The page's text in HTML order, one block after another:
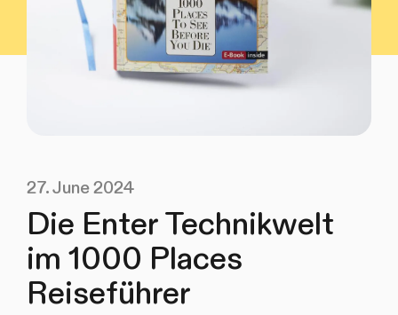
27. June 2024
Die Enter Technikwelt
im 1000 Places
Reiseführer